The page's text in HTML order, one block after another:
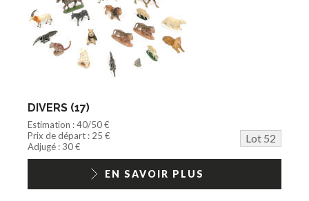
DIVERS (17)
Estimation : 40/50 €
Prix de départ : 25 €
Lot 52
Adjugé : 30 €
EN SAVOIR PLUS